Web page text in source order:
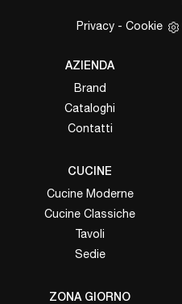
Privacy - Cookie
AZIENDA
Brand
Cataloghi
Contatti
CUCINE
Cucine Moderne
Cucine Classiche
Tavoli
Sedie
ZONA GIORNO